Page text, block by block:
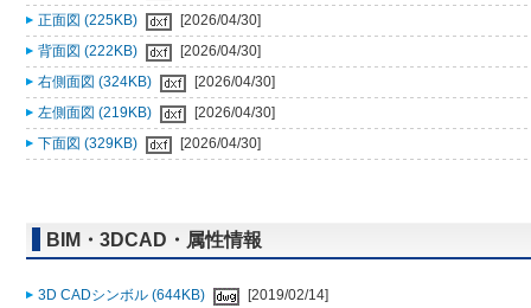
正面図 (225KB)
[2026/04/30]
背面図 (222KB)
[2026/04/30]
右側面図 (324KB)
[2026/04/30]
左側面図 (219KB)
[2026/04/30]
下面図 (329KB)
[2026/04/30]
BIM・3DCAD・属性情報
3D CADシンボル (644KB)
[2019/02/14]